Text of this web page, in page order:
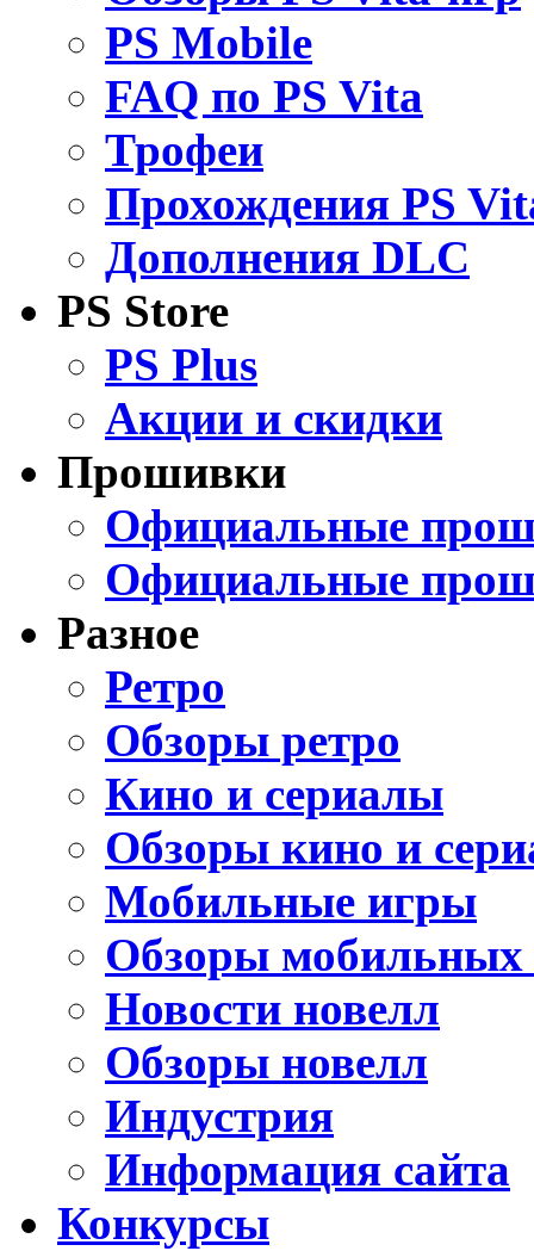
PS Mobile
FAQ по PS Vita
Трофеи
Прохождения PS
Дополнения DLC
PS Store
PS Plus
Акции и скидки
Прошивки
Официальные
Официальные
Разное
Ретро
Обзоры ретро
Кино и сериалы
Обзоры кино и
Мобильные игры
Обзоры мобильных
Новости новелл
Обзоры новелл
Индустрия
Информация сайта
Конкурсы